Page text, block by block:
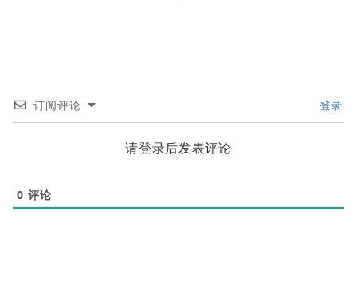
订阅评论 登录
请登录后发表评论
0 评论